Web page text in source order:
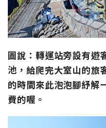
圖說：轉運站旁設有遊
池，給爬完大室山的旅
的時間來此泡泡腳紓解
費的喔。